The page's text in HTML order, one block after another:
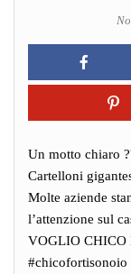
Un motto chiaro
Cartelloni
Molte aziende
l’attenzione sul
VOGLIO
#chicofortisonoio